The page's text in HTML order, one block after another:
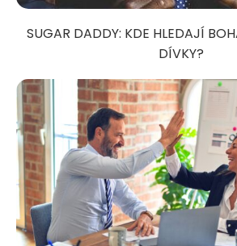
SUGAR DADDY: KDE HLEDAJÍ
DÍVKY?